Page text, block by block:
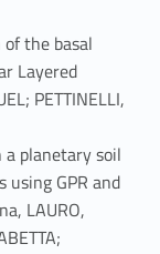
the basal
Layered
PETTINELLI,
planetary soil
GPR and
LAURO,